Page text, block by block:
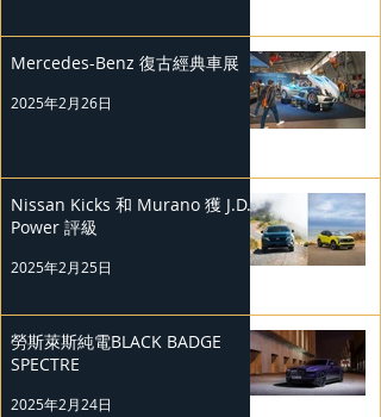
Mercedes-Benz 復古經典車展
2025年2月26日
Nissan Kicks 和 Murano 獲 J.D.
Power 評級
2025年2月25日
勞斯萊斯純電BLACK BADGE
SPECTRE
2025年2月24日